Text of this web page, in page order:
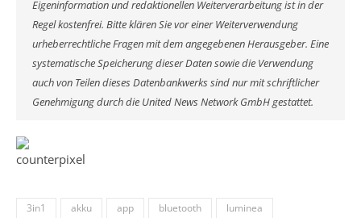
Eigeninformation und redaktionellen Weiterverarbeitung ist in der
Regel kostenfrei. Bitte klären Sie vor einer Weiterverwendung
urheberrechtliche Fragen mit dem angegebenen Herausgeber. Eine
systematische Speicherung dieser Daten sowie die Verwendung
auch von Teilen dieses Datenbankwerks sind nur mit schriftlicher
Genehmigung durch die United News Network GmbH gestattet.
3in1 akku app bluetooth
luminea